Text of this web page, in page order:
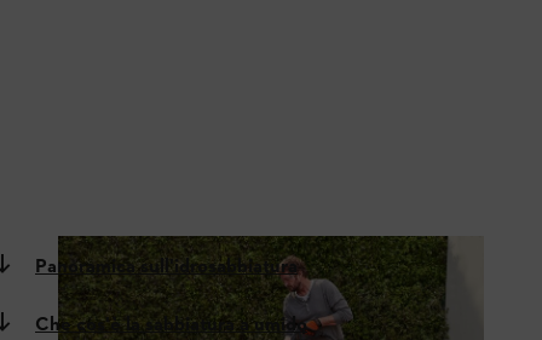
Panoramica sull'idrosabbiatura
Che cos'è la sabbiatura a umido